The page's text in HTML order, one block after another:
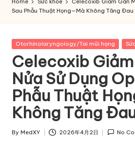
d
x
y
A
I
Home Sức khỏe
Celecoxib Giảm Gần
Sau Phẫu Thuật Họng—Mà Không Tăng Đau
Posted
Otorhinolaryngology/Tai mũi họng
Celecoxib
Nửa Sử Dụng
Phẫu Thuật
Không Tăng
Posted
By MedXY 2026年4月2日 No